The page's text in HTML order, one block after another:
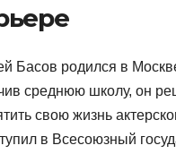
Басов родился в
среднюю школу, он
свою жизнь
в Всесоюзный